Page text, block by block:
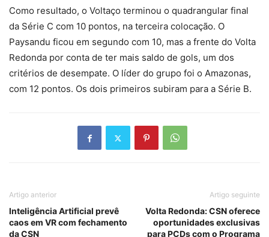
Como resultado, o Voltaço terminou o quadrangular final
da Série C com 10 pontos, na terceira colocação. O
Paysandu ficou em segundo com 10, mas a frente do Volta
Redonda por conta de ter mais saldo de gols, um dos
critérios de desempate. O líder do grupo foi o Amazonas,
com 12 pontos. Os dois primeiros subiram para a Série B.
Artigo anterior
Inteligência Artificial prevê
caos em VR com fechamento
da CSN
Artigo seguinte
Volta Redonda: CSN oferece
oportunidades exclusivas
para PCDs com o Programa